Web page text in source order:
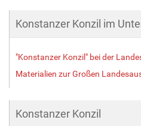
…
Konstanzer Konzil im
"Konstanzer Konzil" bei der
Materialien zur Großen
Konstanzer Konzil